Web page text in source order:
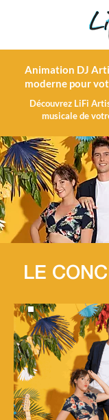
Animation DJ
moderne pour
Découvrez LiFi
musicale de
LE